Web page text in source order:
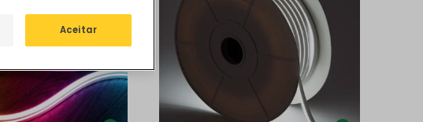
Aceitar